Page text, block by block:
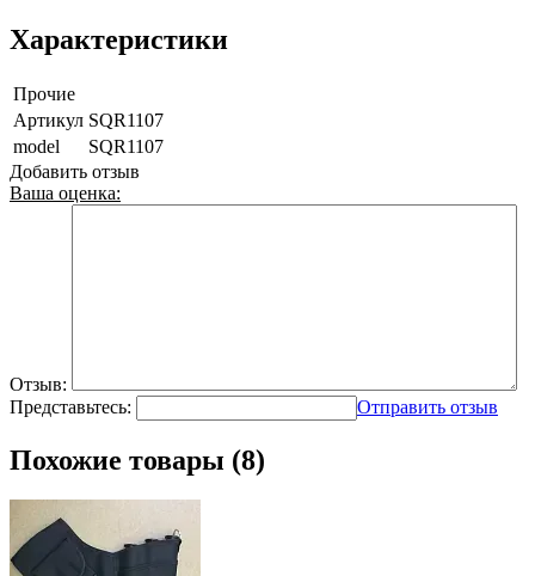
Характеристики
Прочие
Артикул SQR1107
model
SQR1107
Добавить отзыв
Ваша оценка:
Отзыв:
Представьтесь:
Отправить отзыв
Похожие товары (8)